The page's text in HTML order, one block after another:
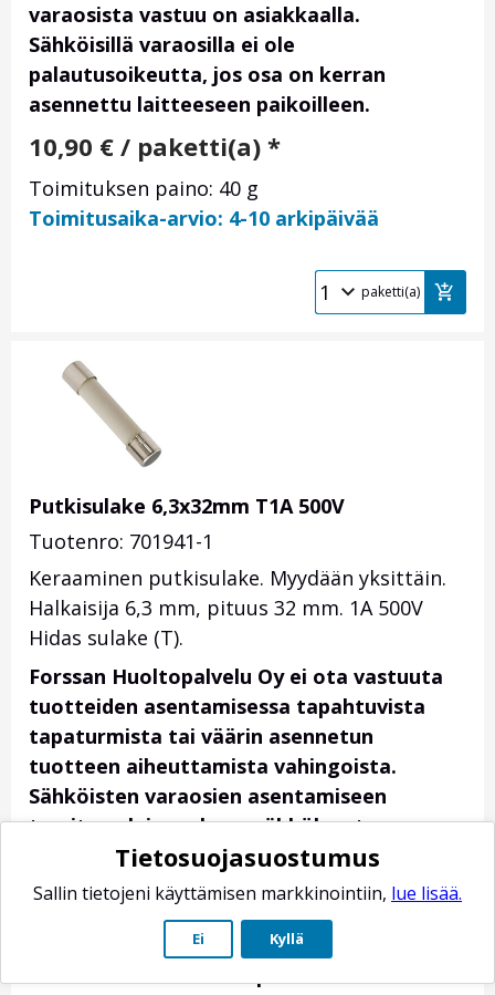
varaosista vastuu on asiakkaalla.
Sähköisillä varaosilla ei ole
palautusoikeutta, jos osa on kerran
asennettu laitteeseen paikoilleen.
10,90 € / paketti(a) *
Toimituksen paino: 40 g
Toimitusaika-arvio: 4-10 arkipäivää
paketti(a)
Putkisulake 6,3x32mm T1A 500V
Tuotenro: 701941-1
Keraaminen putkisulake. Myydään yksittäin.
Halkaisija 6,3 mm, pituus 32 mm. 1A 500V
Hidas sulake (T).
Forssan Huoltopalvelu Oy ei ota vastuuta
tuotteiden asentamisessa tapahtuvista
tapaturmista tai väärin asennetun
tuotteen aiheuttamista vahingoista.
Sähköisten varaosien asentamiseen
tarvitaan lain mukaan sähköluvat omaava
ammattilainen. Itse asennetuista
varaosista vastuu on asiakkaalla.
Sähköisillä varaosilla ei ole
palautusoikeutta, jos osa on kerran
Tietosuojasuostumus
Sallin tietojeni käyttämisen markkinointiin, lue lisää.
Ei Kyllä